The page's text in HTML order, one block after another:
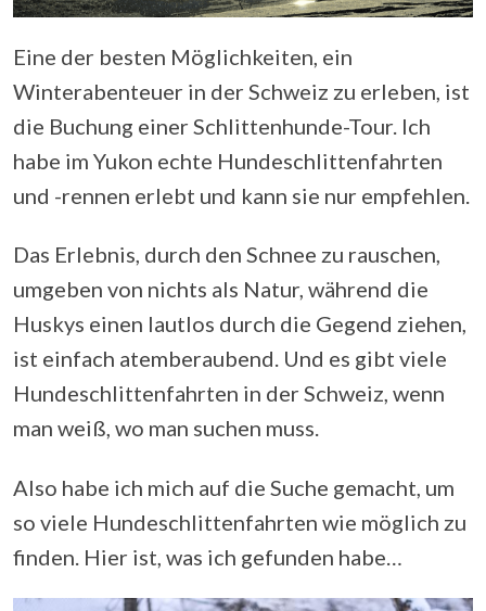
Eine der besten Möglichkeiten, ein
Winterabenteuer in der Schweiz zu erleben, ist
die Buchung einer Schlittenhunde-Tour. Ich
habe im Yukon echte Hundeschlittenfahrten
und -rennen erlebt und kann sie nur empfehlen.
Das Erlebnis, durch den Schnee zu rauschen,
umgeben von nichts als Natur, während die
Huskys einen lautlos durch die Gegend ziehen,
ist einfach atemberaubend. Und es gibt viele
Hundeschlittenfahrten in der Schweiz, wenn
man weiß, wo man suchen muss.
Also habe ich mich auf die Suche gemacht, um
so viele Hundeschlittenfahrten wie möglich zu
finden. Hier ist, was ich gefunden habe…